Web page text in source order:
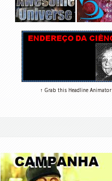
↑ Grab this Headline Animator